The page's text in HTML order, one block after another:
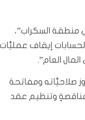
منطقة السكراب”،
إيقاف عمليَّات
العام”.
صلاحيَّاته ومفاتحة
دينار، وعدم إجراء مناقصةٍ وتنظيم عقد